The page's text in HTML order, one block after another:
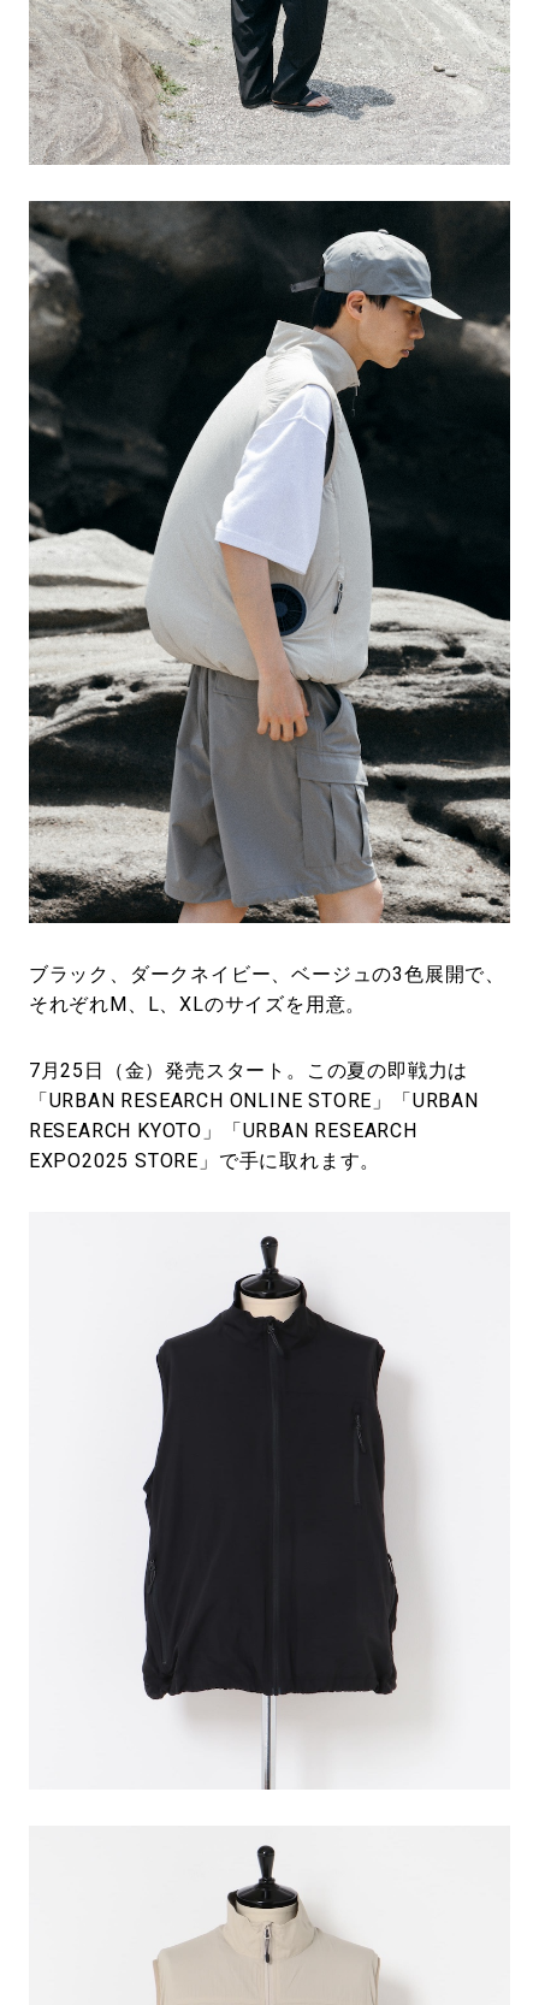
ブラック、ダークネイビー、ベージュの3色展開で、
それぞれM、L、XLのサイズを用意。
7月25日（金）発売スタート。この夏の即戦力は
「URBAN RESEARCH ONLINE STORE」「URBAN
RESEARCH KYOTO」「URBAN RESEARCH
EXPO2025 STORE」で手に取れます。